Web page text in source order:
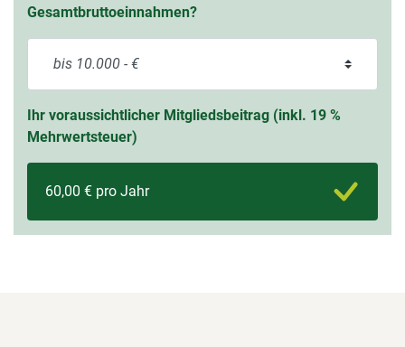
Gesamtbruttoeinnahmen?
Ihr voraussichtlicher Mitgliedsbeitrag (inkl. 19 %
Mehrwertsteuer)
60,00 € pro Jahr